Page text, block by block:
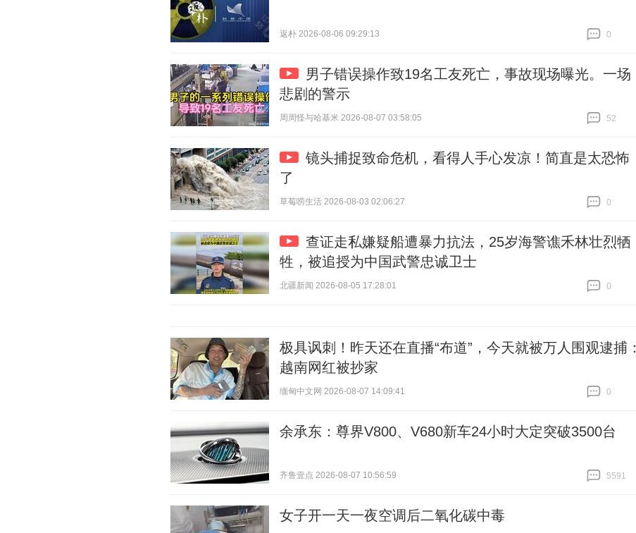
返朴 2026-08-06 09:29:13
0
男子错误操作致19名工友死亡，事故现场曝光。一场
悲剧的警示
周周怪与哈基米 2026-08-07 03:58:05
52
镜头捕捉致命危机，看得人手心发凉！简直是太恐怖
了
草莓唠生活 2026-08-03 02:06:27
0
查证走私嫌疑船遭暴力抗法，25岁海警谯禾林壮烈牺
牲，被追授为中国武警忠诚卫士
北疆新闻 2026-08-05 17:28:01
0
极具讽刺！昨天还在直播“布道”，今天就被万人围观逮捕：
越南网红被抄家
缅甸中文网 2026-08-07 14:09:41
0
余承东：尊界V800、V680新车24小时大定突破3500台
齐鲁壹点 2026-08-07 10:56:59
5591
女子开一天一夜空调后二氧化碳中毒